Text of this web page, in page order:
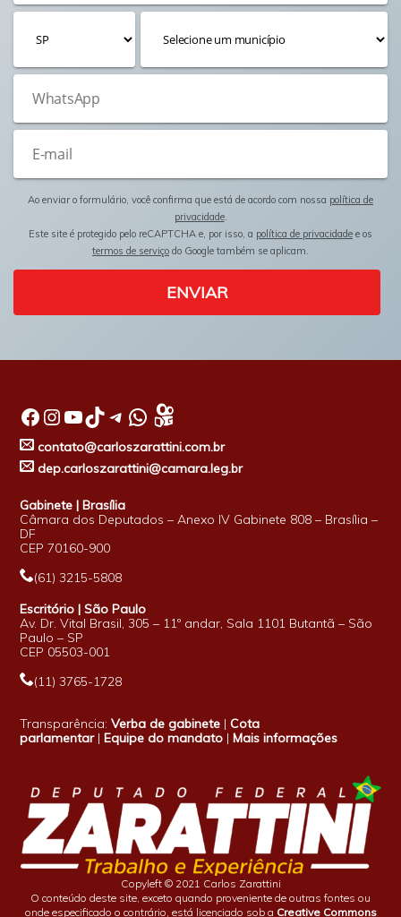
Ao enviar o formulário, você confirma que está de acordo com nossa política de
privacidade.
Este site é protegido pelo reCAPTCHA e, por isso, a política de privacidade e os
termos de serviço do Google também se aplicam.
ENVIAR
Facebook InstagramYoutube TikTok Telegram WhatsApp
contato@carloszarattini.com.br
dep.carloszarattini@camara.leg.br
Gabinete | Brasília
Câmara dos Deputados – Anexo IV Gabinete 808 – Brasília –
DF
CEP 70160-900
(61) 3215-5808
Escritório | São Paulo
Av. Dr. Vital Brasil, 305 – 11º andar, Sala 1101 Butantã – São
Paulo – SP
CEP 05503-001
(11) 3765-1728
Transparência:Verba de gabinete |Cota
parlamentar|Equipe do mandato |Mais informações
Copyleft © 2021 Carlos Zarattini
O conteúdo deste site, exceto quando proveniente de outras fontes ou
onde especificado o contrário, está licenciado sob a Creative Commons